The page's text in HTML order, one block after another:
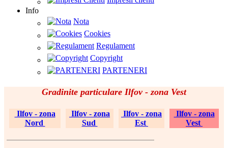
Info
Nota
Cookies
Regulament
Copyright
PARTENERI
Gradinite particulare Ilfov - zona Vest
Ilfov - zona
Nord
Ilfov - zona
Sud
Ilfov - zona
Est
Ilfov - zona
Vest